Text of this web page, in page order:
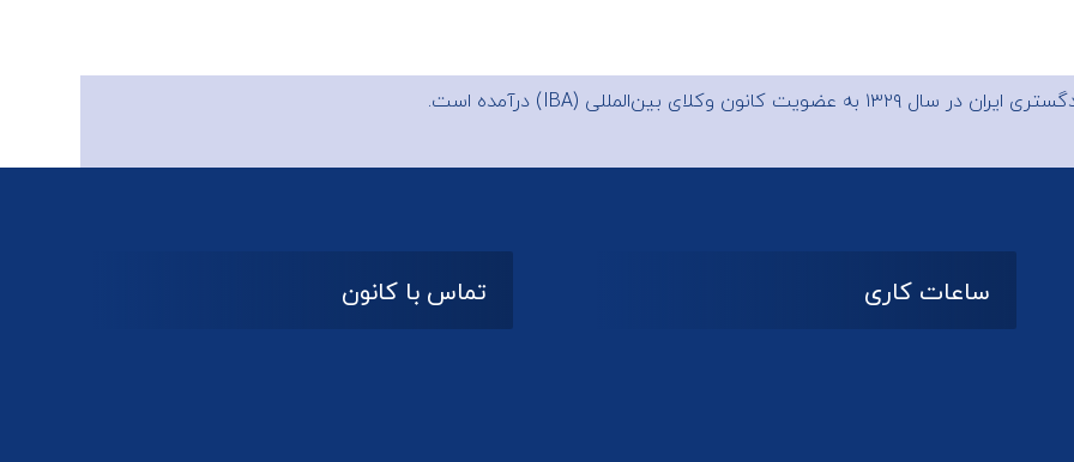
ایران در سال ۱۳۲۹ به عضویت کانون وکلای بین‌المللی (IBA) درآمده است.
ساعات کاری تماس با کانون